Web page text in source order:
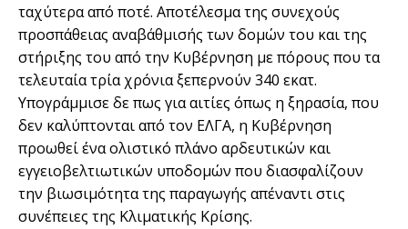
ταχύτερα από ποτέ. Αποτέλεσμα της συνεχούς
προσπάθειας αναβάθμισής των δομών του και της
στήριξης του από την Κυβέρνηση με πόρους που τα
τελευταία τρία χρόνια ξεπερνούν 340 εκατ.
Υπογράμμισε δε πως για αιτίες όπως η ξηρασία, που
δεν καλύπτονται από τον ΕΛΓΑ, η Κυβέρνηση
προωθεί ένα ολιστικό πλάνο αρδευτικών και
εγγειοβελτιωτικών υποδομών που διασφαλίζουν
την βιωσιμότητα της παραγωγής απέναντι στις
συνέπειες της Κλιματικής Κρίσης.